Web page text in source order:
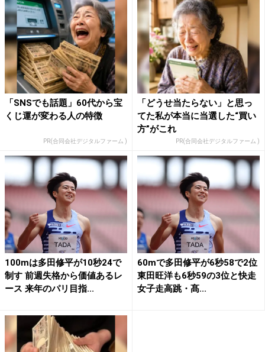
「SNSでも話題」60代から宝
くじ運が変わる人の特徴
PR(合同会社デジタルファーム )
「どうせ当たらない」と思っ
てた私が本当に当選した“買い
方”がこれ
PR(合同会社デジタルファーム )
100mは多田修平が10秒24で
制す 前週失格から価値あるレ
ース 来年のパリ目指...
60mで多田修平が6秒58で2位
東田旺洋も6秒59の3位と快走
女子走高跳・髙...